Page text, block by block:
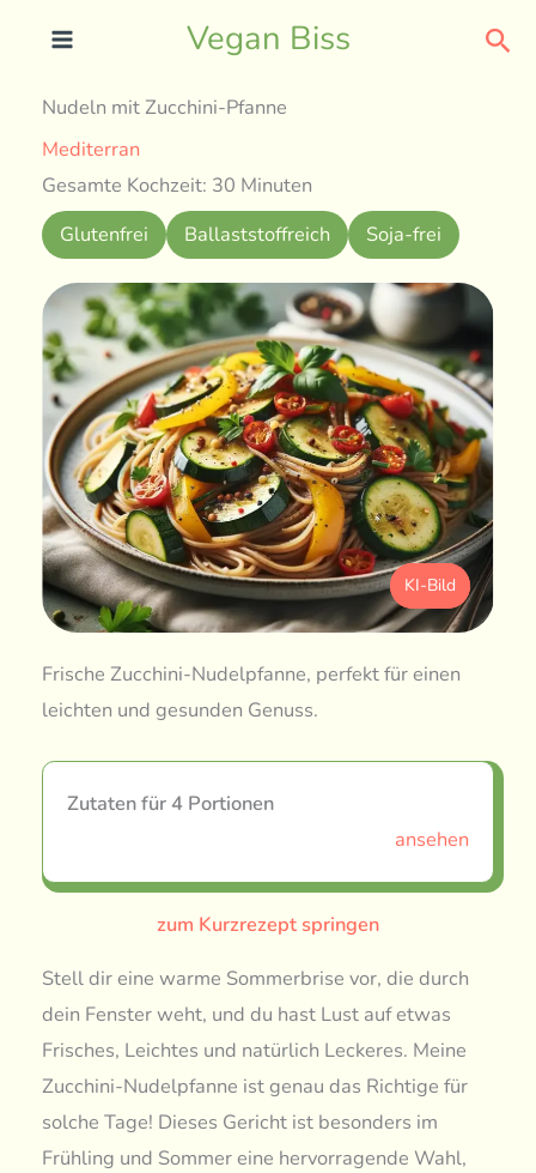
Vegan Biss
Nudeln mit Zucchini-Pfanne
Mediterran
Gesamte Kochzeit: 30 Minuten
Glutenfrei
Ballaststoffreich Soja-frei
KI-Bild
Frische Zucchini-Nudelpfanne, perfekt für einen
leichten und gesunden Genuss.
Zutaten für 4 Portionen
ansehen
zum Kurzrezept springen
Stell dir eine warme Sommerbrise vor, die durch
dein Fenster weht, und du hast Lust auf etwas
Frisches, Leichtes und natürlich Leckeres. Meine
Zucchini-Nudelpfanne ist genau das Richtige für
solche Tage! Dieses Gericht ist besonders im
Frühling und Sommer eine hervorragende Wahl,